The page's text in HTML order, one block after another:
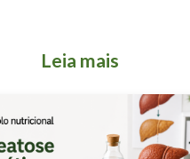
Leia mais